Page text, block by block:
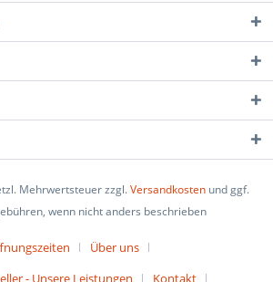
Mehrwertsteuer zzgl.Versandkosten und ggf.
wenn nicht anders beschrieben
Über uns
- Unsere Leistungen
Kontakt